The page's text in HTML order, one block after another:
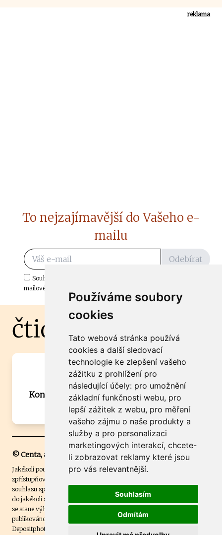
Používáme soubory
cookies
Tato webová stránka používá
cookies a další sledovací
technologie ke zlepšení vašeho
zážitku z prohlížení pro
následující účely: pro umožnění
základní funkčnosti webu, pro
lepší zážitek z webu, pro měření
vašeho zájmu o naše produkty a
služby a pro personalizaci
marketingových interakcí, chcete-
li zobrazovat reklamy které jsou
pro vás relevantnější.
Souhlasím
Odmítám
reklama
To nejzajímavější do Vašeho e-
mailu
Odebírat
Souhlasím s odběrem důležitých zpráv ze ČtiDoma.cz do mé e-
mailové schránky.
čtidoma.cz
Máte zajímavou informaci? Chcete
spolupracovat?
Kontaktujte šéfredaktora Martina Chalupu:
chalupa@ctidoma.cz
© Centa, a.s.
Jakékoli použití obsahu včetně převzetí, šíření či dalšího užití a
zpřístupňování textových či obrazových materiálů bez písemného
souhlasu společnosti Centa,a.s. je zakázáno. Čtenář svým přihlášením
do jakékoli soutěže na našem webu dává souhlas s tím, že v případě, že
se stane výhercem této soutěže, může být jeho jméno na webu
publikováno. Centa, a.s. využívala licenci ČTK a využívá fotografie z
Depositphotos